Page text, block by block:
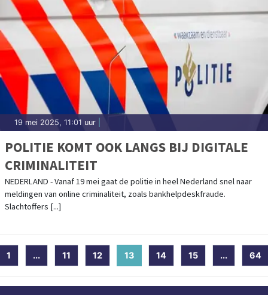
19 mei 2025, 11:01 uur
POLITIE KOMT OOK LANGS BIJ DIGITALE
CRIMINALITEIT
NEDERLAND - Vanaf 19 mei gaat de politie in heel Nederland snel naar
meldingen van online criminaliteit, zoals bankhelpdeskfraude.
Slachtoffers [...]
1 ... 11 12 13 (current)
14 15 ... 64